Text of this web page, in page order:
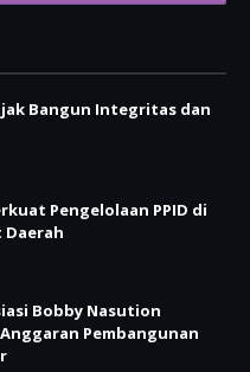
Bangun Integritas dan
Pengelolaan PPID di
Daerah
Bobby Nasution
Pembangunan